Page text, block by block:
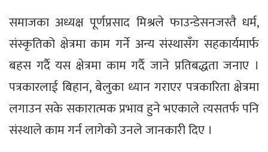
समाजका अध्यक्ष पूर्णप्रसाद मिश्रले फाउन्डेसनजस्तै धर्म,
संस्कृतिको क्षेत्रमा काम गर्ने अन्य संस्थासँग सहकार्यमार्फ
बहस गर्दै यस क्षेत्रमा काम गर्दै जाने प्रतिबद्धता जनाए ।
पत्रकारलाई बिहान, बेलुका ध्यान गराएर पत्रकारिता क्षेत्रमा
लगाउन सके सकारात्मक प्रभाव हुने भएकाले त्यसतर्फ पनि
संस्थाले काम गर्न लागेको उनले जानकारी दिए ।